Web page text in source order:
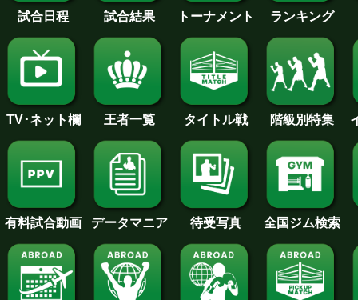
試合日程 試合結果 トーナメント ランキング
TV･ネット欄 王者一覧 タイトル戦 階級別特集
有料試合動画 データマニア 待受写真 全国ジム検索